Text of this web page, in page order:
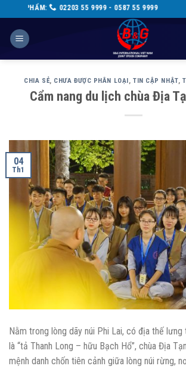
to
content
- 0587 55 9999
CHIA SẺ, CHƯA ĐƯỢC PHÂN LOẠI, TIN CẬP NHẬT,
Cẩm nang du lịch chùa Địa
04
Th1
Nằm trong lòng dãy núi Phi Lai, có địa thế lưng
là “tả Thanh Long – hữu Bạch Hổ”, chùa Địa
mệnh danh chốn tiên cảnh giữa lòng núi rừng,